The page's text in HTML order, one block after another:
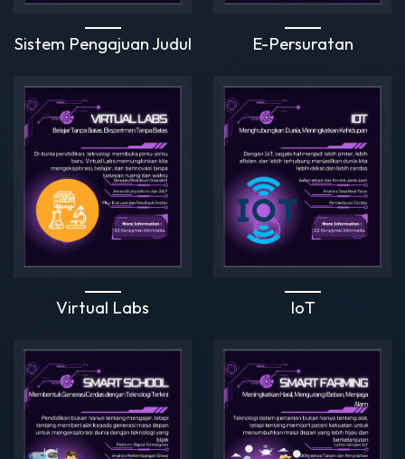
Sistem Pengajuan Judul E-Persuratan
Virtual Labs IoT